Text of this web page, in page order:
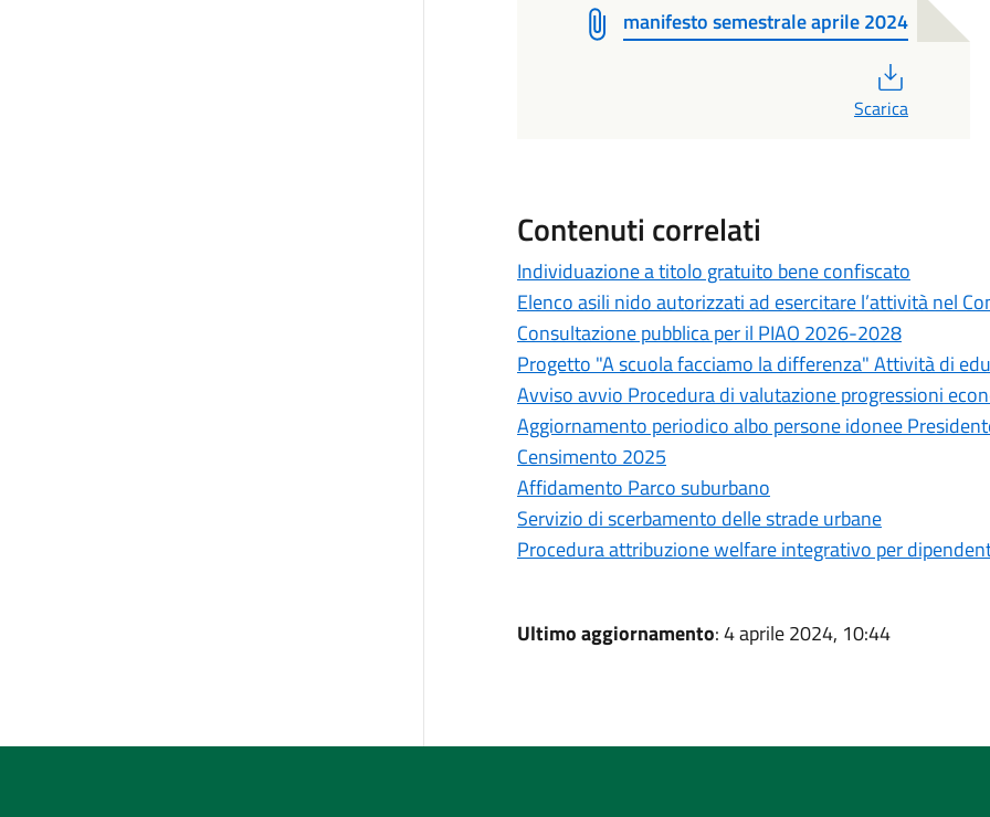
manifesto semestrale aprile 2024
Scarica
Contenuti correlati
Individuazione a titolo gratuito bene confiscato
Elenco asili nido autorizzati ad esercitare l’attività nel
Consultazione pubblica per il PIAO 2026-2028
Progetto "A scuola facciamo la differenza" Attività di
Avviso avvio Procedura di valutazione progressioni
Aggiornamento periodico albo persone idonee
Censimento 2025
Affidamento Parco suburbano
Servizio di scerbamento delle strade urbane
Procedura attribuzione welfare integrativo per
Ultimo aggiornamento: 4 aprile 2024, 10:44